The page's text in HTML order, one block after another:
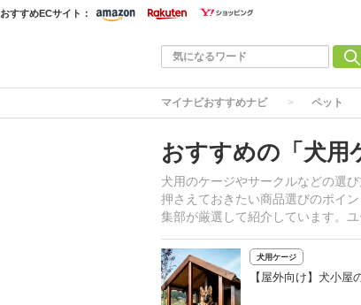
おすすめECサイト：
マイナビおすすめナビ ペット
おすすめの「犬用
犬用のケージやサークルなどの選
押さえておきたい商品選びのポイ
集部が厳選して紹介しています。
犬用ケージ
【屋外向け】犬小